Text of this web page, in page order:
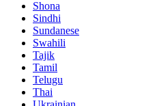
Shona
Sindhi
Sundanese
Swahili
Tajik
Tamil
Telugu
Thai